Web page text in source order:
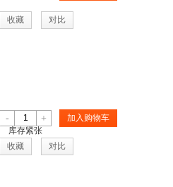
收藏 对比
- +
库存紧张
加入购物车
收藏 对比